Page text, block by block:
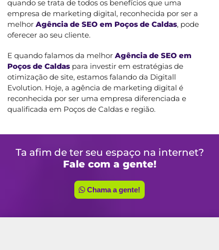
quando se trata de todos os benefícios que uma
empresa de marketing digital, reconhecida por ser a
melhor Agência de SEO em Poços de Caldas, pode
oferecer ao seu cliente.
E quando falamos da melhor Agência de SEO em
Poços de Caldas para investir em estratégias de
otimização de site, estamos falando da Digitall
Evolution. Hoje, a agência de marketing digital é
reconhecida por ser uma empresa diferenciada e
qualificada em Poços de Caldas e região.
Ta afim de ter seu espaço na internet?
Fale com a gente!
Chama a gente!